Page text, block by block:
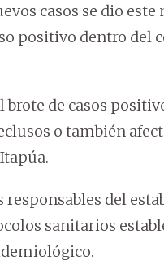
casos se dio
positivo dentro del
de casos
o también
responsables del
sanitarios